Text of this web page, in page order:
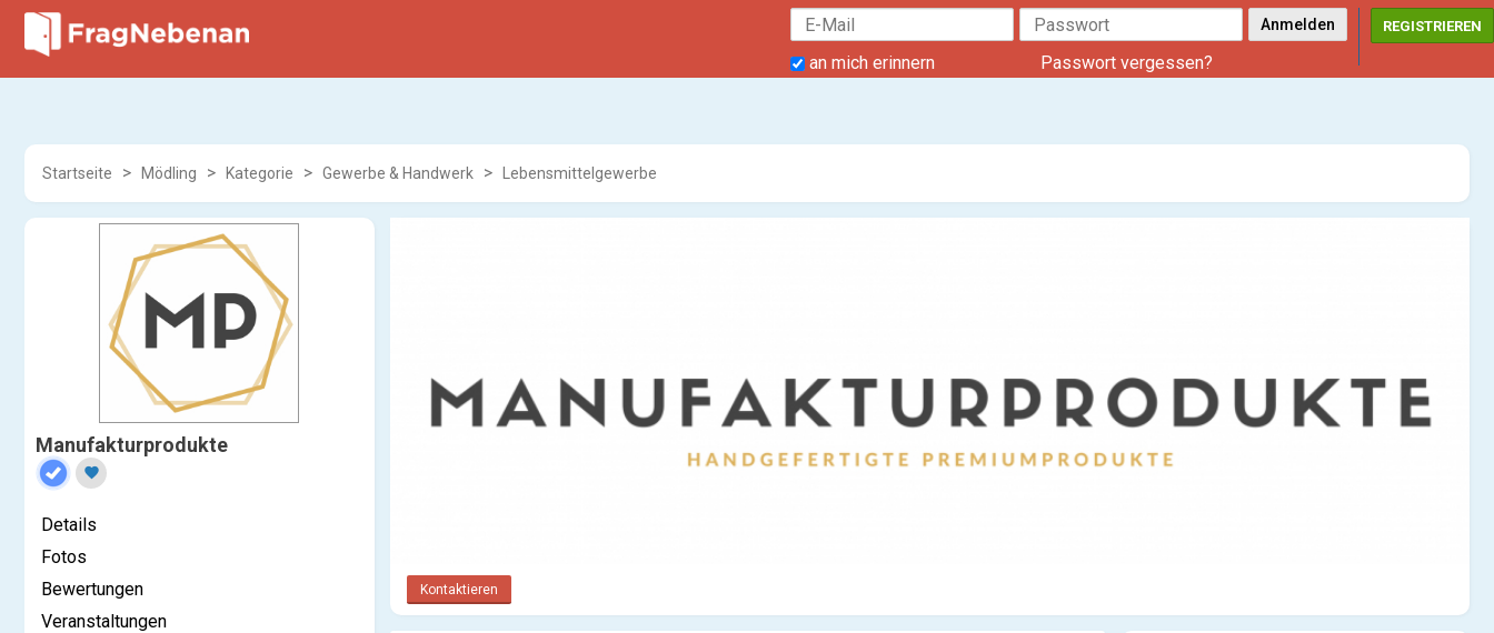
an mich erinnern Passwort vergessen?
REGISTRIEREN
Startseite Mödling Kategorie Gewerbe & Handwerk Lebensmittelgewerbe
Manufakturprodukte
favorite
Details
Fotos
Bewertungen
Veranstaltungen
Kontaktieren